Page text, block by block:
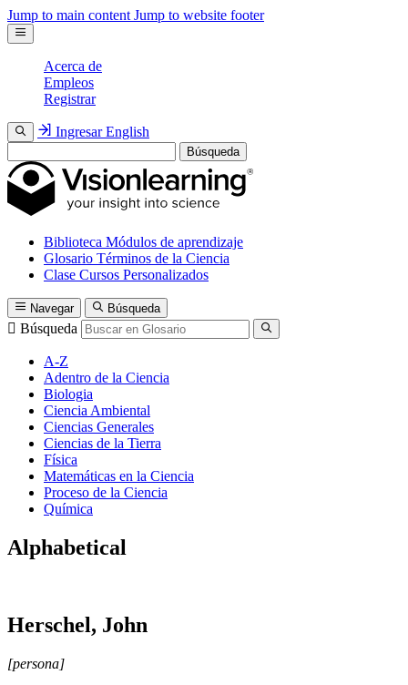
Jump to main content Jump to website footer
Acerca de
Empleos
Registrar
Ingresar English
Búsqueda
Biblioteca Módulos de aprendizaje
Glosario Términos de la Ciencia
Clase Cursos Personalizados
Navegar Búsqueda
Búsqueda
A-Z
Adentro de la Ciencia
Biologia
Ciencia Ambiental
Ciencias Generales
Ciencias de la Tierra
Física
Matemáticas en la Ciencia
Proceso de la Ciencia
Química
Alphabetical
Herschel, John
[persona]